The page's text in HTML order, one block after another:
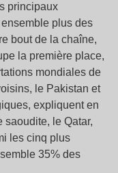
principaux
plus des
bout de la chaîne,
la première place,
mondiales de
le Pakistan et
expliquent en
saoudite, le Qatar,
les cinq plus
35% des